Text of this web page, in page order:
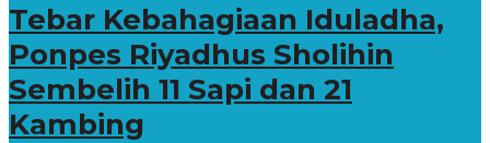
Tebar Kebahagiaan Iduladha,
Ponpes Riyadhus Sholihin
Sembelih 11 Sapi dan 21
Kambing